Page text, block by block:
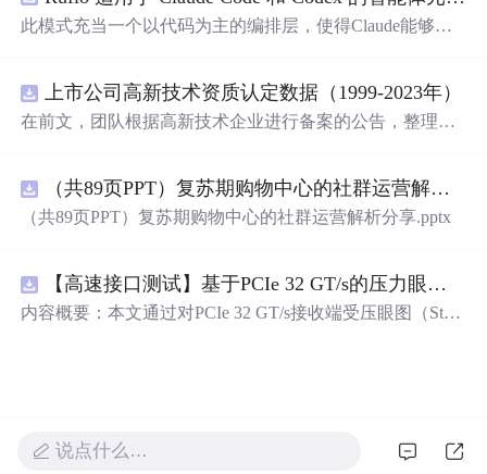
此模式充当一个以代码为主的编排层，使得Claude能够自
上市公司高新技术资质认定数据（1999-2023年）
在前文，团队根据高新技术企业进行备案的公告，整理了
配，整理上市公司-高新技术资质认定数据，包含认定次
数、初次公告等 一、数据介绍 数据名称：上市公司-高新
办公室 数据说明：包含认定次数、初次公告等 相关数据：
高新技术企业数据库 二、数据指标 年份 股票代码 股票简
称 中文全称 行业名称 行业代码 省份 城市 区县 省份代码
（共89页PPT）复苏期购物中心的社群运营解析分享.pptx
（共89页PPT）复苏期购物中心的社群运营解析分享.pptx
【高速接口测试】基于PCIe 32 GT/s的压力眼图数据驱动分析：多应力参数对眼高眼宽影响的量化研究
内容概要：本文通过对PCIe 32 GT/s接收端受压眼图（Stres
并发现部分非线性现象，例如高DMI下眼高反常回升。此
说点什么…